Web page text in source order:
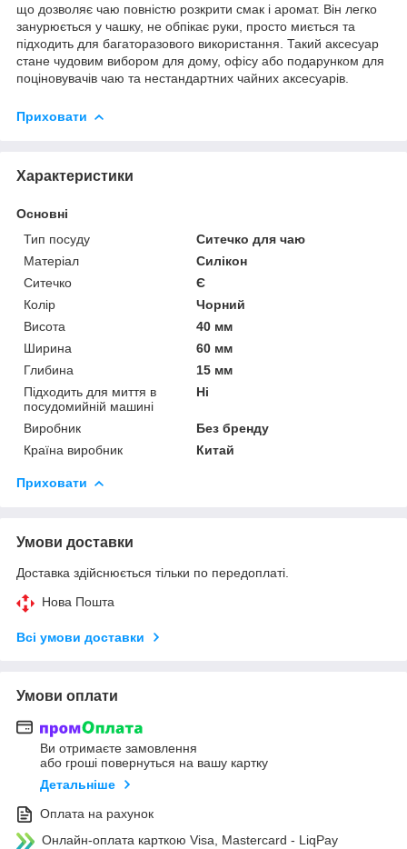
що дозволяє чаю повністю розкрити смак і аромат. Він легко
занурюється у чашку, не обпікає руки, просто миється та
підходить для багаторазового використання. Такий аксесуар
стане чудовим вибором для дому, офісу або подарунком для
поціновувачів чаю та нестандартних чайних аксесуарів.
Приховати
Характеристики
Основні
Тип посуду
Ситечко для чаю
Матеріал
Силікон
Ситечко
Є
Колір
Чорний
Висота
40 мм
Ширина
60 мм
Глибина
15 мм
Підходить для миття в
посудомийній машині
Ні
Виробник
Без бренду
Країна виробник
Китай
Приховати
Умови доставки
Доставка здійснюється тільки по передоплаті.
Нова Пошта
Всі умови доставки
Умови оплати
Ви отримаєте замовлення
або гроші повернуться на вашу картку
Детальніше
Оплата на рахунок
Онлайн-оплата карткою Visa, Mastercard - LiqPay